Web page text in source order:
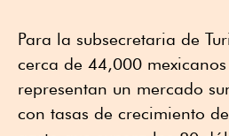
Para la subsecretaria de
cerca de 44,000
representan un mercado
con tasas de crecimiento